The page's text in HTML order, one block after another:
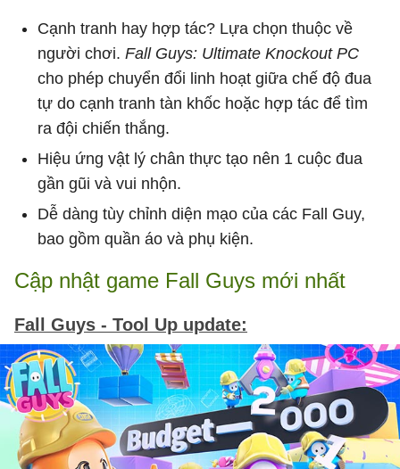
Cạnh tranh hay hợp tác? Lựa chọn thuộc về
người chơi. Fall Guys: Ultimate Knockout PC
cho phép chuyển đổi linh hoạt giữa chế độ đua
tự do cạnh tranh tàn khốc hoặc hợp tác để tìm
ra đội chiến thắng.
Hiệu ứng vật lý chân thực tạo nên 1 cuộc đua
gần gũi và vui nhộn.
Dễ dàng tùy chỉnh diện mạo của các Fall Guy,
bao gồm quần áo và phụ kiện.
Cập nhật game Fall Guys mới nhất
Fall Guys - Tool Up update: